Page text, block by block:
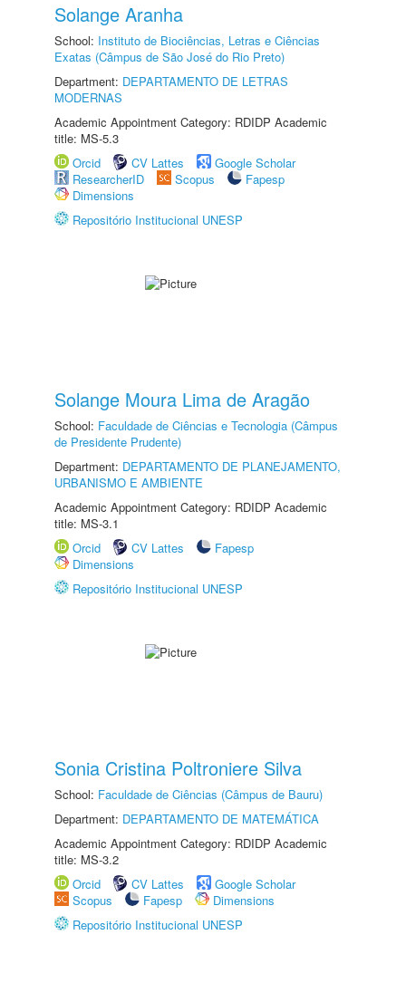
Solange Aranha
School: Instituto de Biociências, Letras e Ciências
Exatas (Câmpus de São José do Rio Preto)
Department: DEPARTAMENTO DE LETRAS
MODERNAS
Academic Appointment Category: RDIDP Academic
title: MS-5.3
Orcid
CV Lattes
Google Scholar
ResearcherID
Scopus
Fapesp
Dimensions
Repositório Institucional UNESP
Solange Moura Lima de Aragão
School: Faculdade de Ciências e Tecnologia (Câmpus
de Presidente Prudente)
Department: DEPARTAMENTO DE PLANEJAMENTO,
URBANISMO E AMBIENTE
Academic Appointment Category: RDIDP Academic
title: MS-3.1
Orcid
CV Lattes
Fapesp
Dimensions
Repositório Institucional UNESP
Sonia Cristina Poltroniere Silva
School: Faculdade de Ciências (Câmpus de Bauru)
Department: DEPARTAMENTO DE MATEMÁTICA
Academic Appointment Category: RDIDP Academic
title: MS-3.2
Orcid
CV Lattes
Google Scholar
Scopus
Fapesp
Dimensions
Repositório Institucional UNESP